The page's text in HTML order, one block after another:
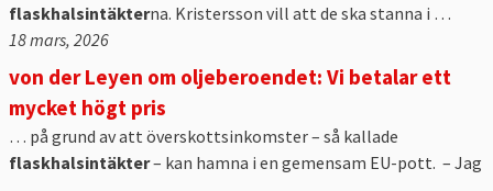
flaskhalsintäkterna. Kristersson vill att de ska stanna i …
18 mars, 2026
von der Leyen om oljeberoendet: Vi betalar ett
mycket högt pris
… på grund av att överskottsinkomster – så kallade
flaskhalsintäkter– kan hamna i en gemensam EU-pott. – Jag